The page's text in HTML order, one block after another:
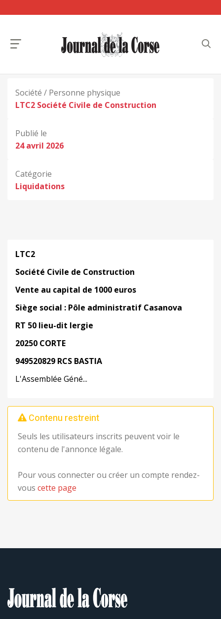
Société / Personne physique
LTC2 Société Civile de Construction
Publié le
24 avril 2026
Catégorie
Liquidations
LTC2
Société Civile de Construction
Vente au capital de 1000 euros
Siège social : Pôle administratif Casanova
RT 50 lieu-dit lergie
20250 CORTE
949520829 RCS BASTIA
L'Assemblée Géné...
Contenu restreint
Seuls les utilisateurs inscrits peuvent voir le
contenu de l'annonce légale.
Pour vous connecter ou créer un compte rendez-
vous cette page